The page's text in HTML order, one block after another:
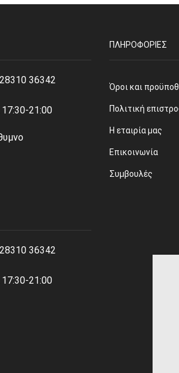
28310 36342
21:00
28310 36342
21:00
ΠΛΗΡΟΦΟΡΊΕΣ
Όροι και
Πολιτική
Η εταιρία μας
Επικοινωνία
Συμβουλές